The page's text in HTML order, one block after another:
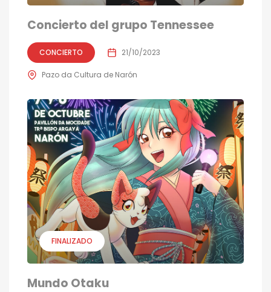
Concierto del grupo Tennessee
CONCIERTO 21/10/2023
Pazo da Cultura de Narón
FINALIZADO
Mundo Otaku